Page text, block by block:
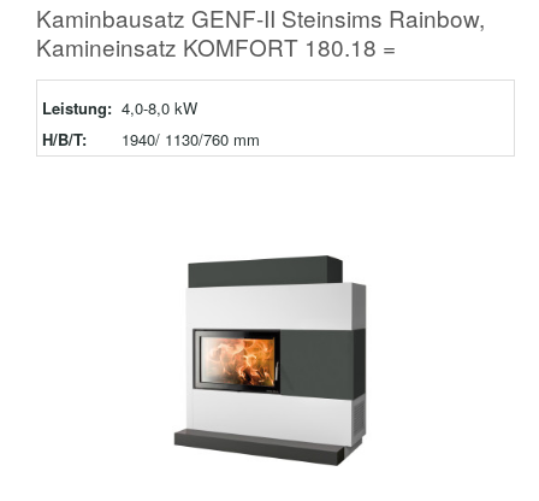
Kaminbausatz GENF-II Steinsims Rainbow,
Kamineinsatz KOMFORT 180.18 =
Leistung: 4,0-8,0 kW
H/B/T:
1940/ 1130/760 mm